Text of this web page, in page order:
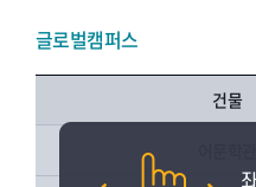
글로벌캠퍼스
건물